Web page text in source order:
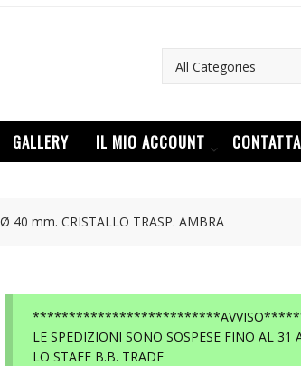
GALLERY IL MIO ACCOUNT
40 mm. CRISTALLO TRASP. AMBRA
LE SPEDIZIONI SONO SOSPESE FINO AL 31
LO STAFF B.B. TRADE